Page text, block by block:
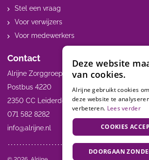
Stel een vraag
Voor verwijzers
Voor medewerkers
Contact
Alrijne Zorggroep
Postbus 4220
2350 CC Leiderdorp
071 582 8282
info@alrijne.nl
Deze website
van cookies.
Alrijne gebruikt cookies
deze website te
verbeteren. Lees verder
COOKIES
DOORGAAN